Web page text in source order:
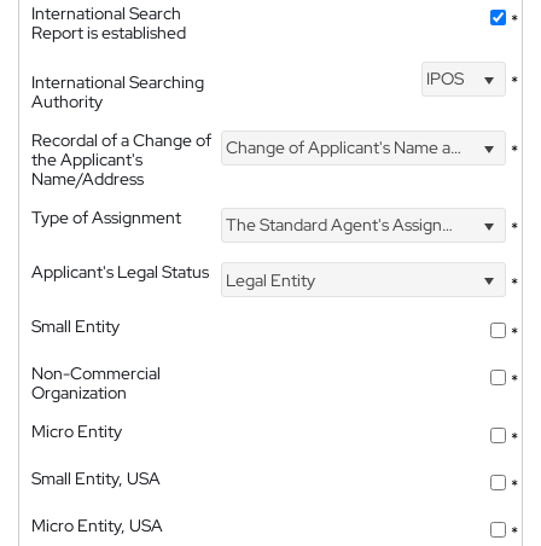
International Search
Report is established
*
International Searching
Authority
IPOS *
Recordal of a Change of
the Applicant's
Name/Address
Change of Applicant's Name and Address *
Type of Assignment The Standard Agent's Assignment
*
Applicant's Legal Status
Legal Entity
*
Small Entity
*
Non-Commercial
Organization
*
Micro Entity
*
Small Entity, USA
*
Micro Entity, USA
*